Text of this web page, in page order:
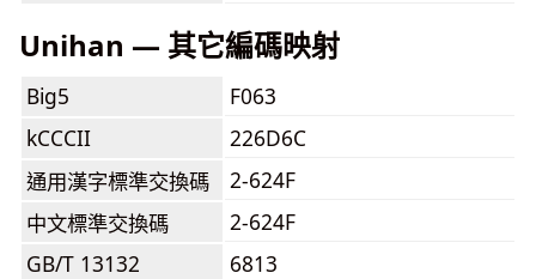
Unihan — 其它編碼映射
Big5
F063
kCCCII
226D6C
通用漢字標準交換碼
2-624F
中文標準交換碼
2-624F
GB/T 13132
6813